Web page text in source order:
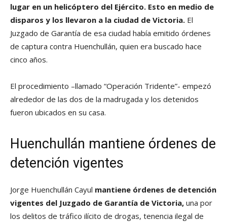
lugar en un helicóptero del Ejército. Esto en medio de
disparos y los llevaron a la ciudad de Victoria. El
Juzgado de Garantía de esa ciudad había emitido órdenes
de captura contra Huenchullán, quien era buscado hace
cinco años.
El procedimiento –llamado “Operación Tridente”- empezó
alrededor de las dos de la madrugada y los detenidos
fueron ubicados en su casa.
Huenchullán mantiene órdenes de
detención vigentes
Jorge Huenchullán Cayul mantiene órdenes de detención
vigentes del Juzgado de Garantía de Victoria, una por
los delitos de tráfico ilícito de drogas, tenencia ilegal de